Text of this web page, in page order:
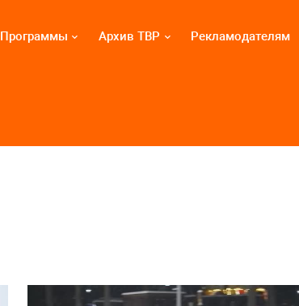
Программы Архив ТВР Рекламодателям